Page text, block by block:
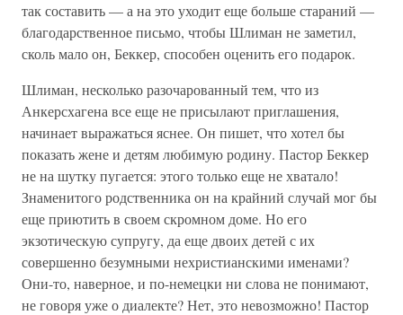
так составить — а на это уходит еще больше стараний —
благодарственное письмо, чтобы Шлиман не заметил,
сколь мало он, Беккер, способен оценить его подарок.
Шлиман, несколько разочарованный тем, что из
Анкерсхагена все еще не присылают приглашения,
начинает выражаться яснее. Он пишет, что хотел бы
показать жене и детям любимую родину. Пастор Беккер
не на шутку пугается: этого только еще не хватало!
Знаменитого родственника он на крайний случай мог бы
еще приютить в своем скромном доме. Но его
экзотическую супругу, да еще двоих детей с их
совершенно безумными нехристианскими именами?
Они-то, наверное, и по-немецки ни слова не понимают,
не говоря уже о диалекте? Нет, это невозможно! Пастор